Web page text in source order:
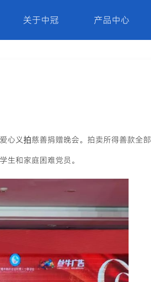
关于中冠 产品中心
心义拍慈善捐赠晚会。 拍卖所得善款全部
和家庭困难党员。